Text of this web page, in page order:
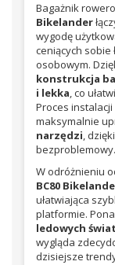
Bagażnik
Bikelander
wygodę
ceniących
osobowym.
konstrukcja
i lekka, co
Proces
maksymalnie
narzędzi,
bezproblemowy.
W odróżnieniu
BC80
ułatwiająca
platformie.
ledowych
wygląda
dzisiejsze